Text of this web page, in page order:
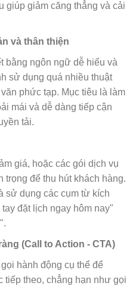
giúp giảm căng thẳng và cải
và thân thiện
bằng ngôn ngữ dễ hiểu và
sử dụng quá nhiều thuật
phức tạp. Mục tiêu là làm
mái và dễ dàng tiếp cận
tải.
giá, hoặc các gói dịch vụ
trọng để thu hút khách hàng.
sử dụng các cụm từ kích
đặt lịch ngay hôm nay"
(Call to Action - CTA)
hành động cụ thể để
theo, chẳng hạn như gọi